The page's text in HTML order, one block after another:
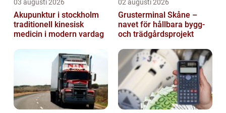
03 augusti 2026
Akupunktur i stockholm
traditionell kinesisk
medicin i modern vardag
02 augusti 2026
Grusterminal Skåne –
navet för hållbara bygg-
och trädgårdsprojekt